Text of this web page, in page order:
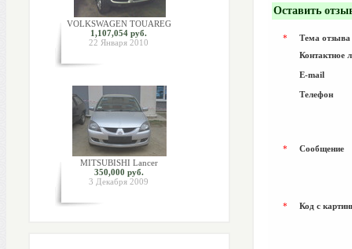
VOLKSWAGEN TOUAREG
1,107,054 руб.
22 Января 2010
MITSUBISHI Lancer
350,000 руб.
3 Декабря 2009
Оставить
*
Тема отзыва
Контактное
E-mail
Телефон
* Сообщение
* Код с